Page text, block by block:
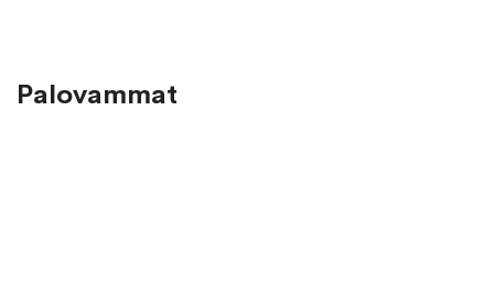
Palovammat